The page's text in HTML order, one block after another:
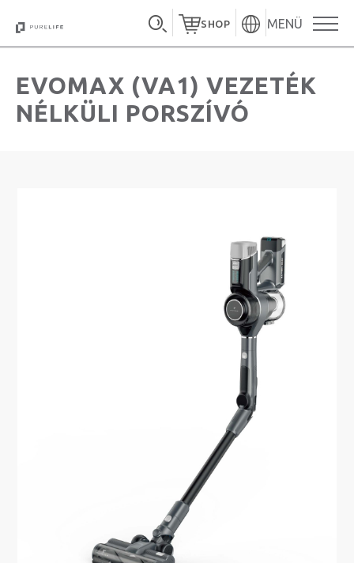
MENÜ
SHOP
EVOMAX (VA1) VEZETÉK
NÉLKÜLI PORSZÍVÓ